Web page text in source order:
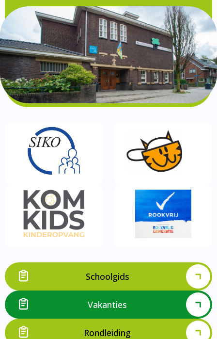
Schoolgids
Gezonde school
Kinderopvang
BSO
Routebeschrijving
Privacy
Schoolgids
Vakanties
Rondleiding